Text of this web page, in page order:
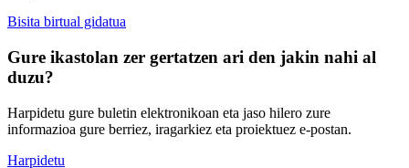
Bisita birtual gidatua
Gure ikastolan zer gertatzen ari den jakin nahi al
duzu?
Harpidetu gure buletin elektronikoan eta jaso hilero zure
informazioa gure berriez, iragarkiez eta proiektuez e-postan.
Harpidetu